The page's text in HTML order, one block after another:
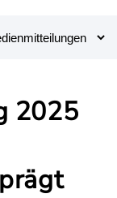
2025